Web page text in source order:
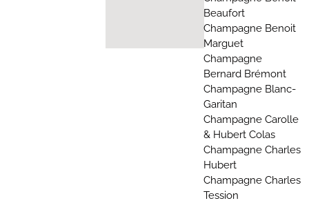
Beaufort
Champagne Benoit
Marguet
Champagne
Bernard Brémont
Champagne Blanc-
Garitan
Champagne Carolle
& Hubert Colas
Champagne Charles
Hubert
Champagne Charles
Tession